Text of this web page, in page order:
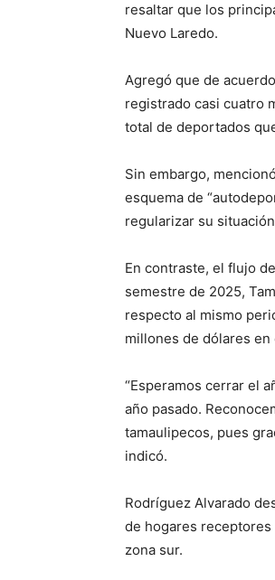
resaltar que los
Nuevo Laredo.
Agregó que de
registrado casi cuatro
total de deportados
Sin embargo,
esquema de
regularizar su
En contraste, el flujo
semestre de 2025,
respecto al mismo
millones de dólares
“Esperamos cerrar el
año pasado.
tamaulipecos, pues
indicó.
Rodríguez Alvarado
de hogares
zona sur.